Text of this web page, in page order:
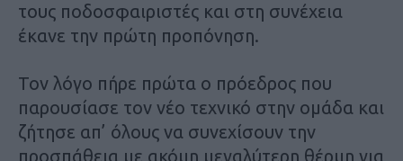
τους ποδοσφαιριστές και στη συνέχεια
έκανε την πρώτη προπόνηση.
Τον λόγο πήρε πρώτα ο πρόεδρος που
παρουσίασε τον νέο τεχνικό στην ομάδα και
ζήτησε απ’ όλους να συνεχίσουν την
προσπάθεια με ακόμη μεγαλύτερη θέρμη για